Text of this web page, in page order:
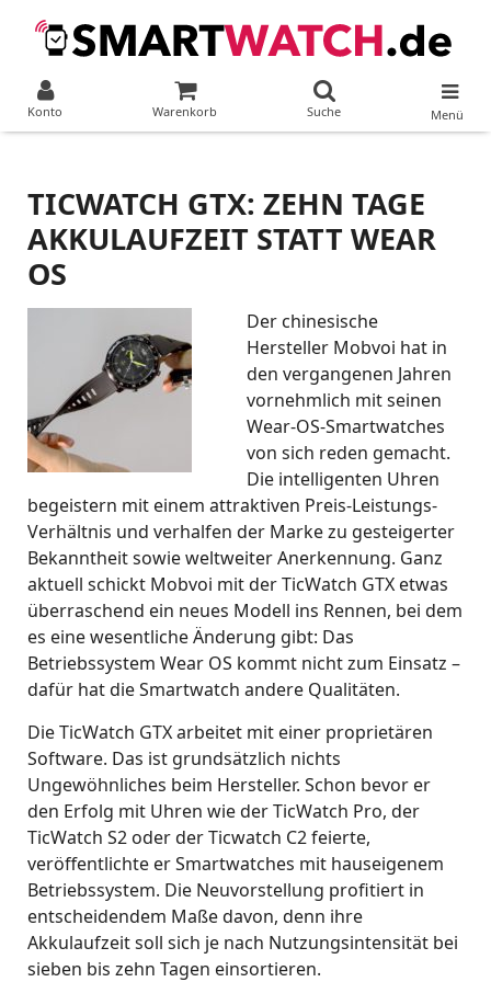
Konto Warenkorb Suche Menü
TICWATCH GTX: ZEHN TAGE
AKKULAUFZEIT STATT WEAR
OS
Der chinesische
Hersteller Mobvoi hat in
den vergangenen Jahren
vornehmlich mit seinen
Wear-OS-Smartwatches
von sich reden gemacht.
Die intelligenten Uhren
begeistern mit einem attraktiven Preis-Leistungs-
Verhältnis und verhalfen der Marke zu gesteigerter
Bekanntheit sowie weltweiter Anerkennung. Ganz
aktuell schickt Mobvoi mit der TicWatch GTX etwas
überraschend ein neues Modell ins Rennen, bei dem
es eine wesentliche Änderung gibt: Das
Betriebssystem Wear OS kommt nicht zum Einsatz –
dafür hat die Smartwatch andere Qualitäten.
Die TicWatch GTX arbeitet mit einer proprietären
Software. Das ist grundsätzlich nichts
Ungewöhnliches beim Hersteller. Schon bevor er
den Erfolg mit Uhren wie der TicWatch Pro, der
TicWatch S2 oder der Ticwatch C2 feierte,
veröffentlichte er Smartwatches mit hauseigenem
Betriebssystem. Die Neuvorstellung profitiert in
entscheidendem Maße davon, denn ihre
Akkulaufzeit soll sich je nach Nutzungsintensität bei
sieben bis zehn Tagen einsortieren.